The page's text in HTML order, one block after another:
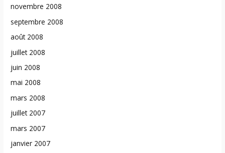
novembre 2008
septembre 2008
août 2008
juillet 2008
juin 2008
mai 2008
mars 2008
juillet 2007
mars 2007
janvier 2007